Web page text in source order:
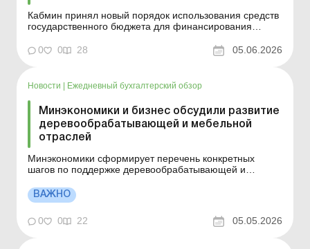
Кабмин принял новый порядок использования средств
государственного бюджета для финансирования
хозяйства, охране и защите лесов. Больше по теме:
Учет расходов на обезлесение земельного участка
сельхозтова...
0 0 28 05.06.2026
Новости Ежедневный бухгалтерский обзор
Минэкономики и бизнес обсудили развитие
деревообрабатывающей и мебельной
отраслей
Минэкономики сформирует перечень конкретных
шагов по поддержке деревообрабатывающей и
должны помочь предприятиям лучше планировать
производство, инвестировать в модернизацию,
расширять переработку внутри страны и усиливать
позиции Украины на внешних ...
ВАЖНО
0 0 22 05.05.2026